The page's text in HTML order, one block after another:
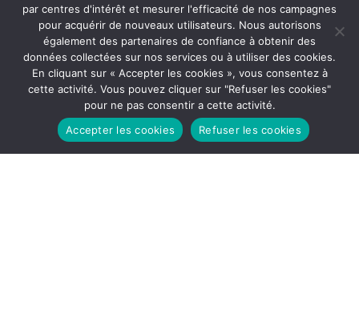
par centres d'intérêt et mesurer l'efficacité de nos campagnes
pour acquérir de nouveaux utilisateurs. Nous autorisons
également des partenaires de confiance à obtenir des
données collectées sur nos services ou à utiliser des cookies.
En cliquant sur « Accepter les cookies », vous consentez à
cette activité. Vous pouvez cliquer sur "Refuser les cookies"
pour ne pas consentir a cette activité.
Accepter les cookies
Refuser les cookies